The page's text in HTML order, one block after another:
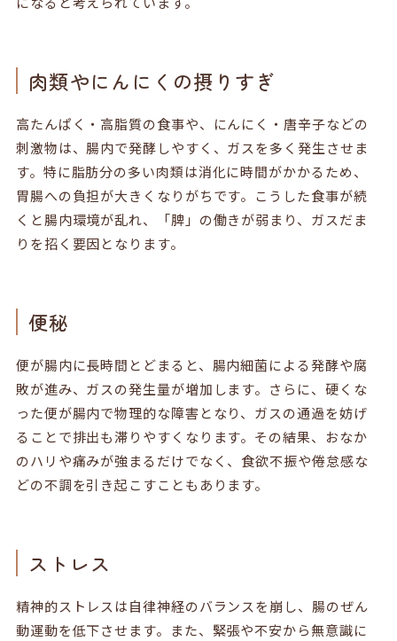
肉類やにんにくの摂りすぎ
高たんぱく・高脂質の食事や、にんにく・唐辛子などの
刺激物は、腸内で発酵しやすく、ガスを多く発生させま
す。特に脂肪分の多い肉類は消化に時間がかかるため、
胃腸への負担が大きくなりがちです。こうした食事が続
くと腸内環境が乱れ、「脾」の働きが弱まり、ガスだま
りを招く要因となります。
便秘
便が腸内に長時間とどまると、腸内細菌による発酵や腐
敗が進み、ガスの発生量が増加します。さらに、硬くな
った便が腸内で物理的な障害となり、ガスの通過を妨げ
ることで排出も滞りやすくなります。その結果、おなか
のハリや痛みが強まるだけでなく、食欲不振や倦怠感な
どの不調を引き起こすこともあります。
ストレス
精神的ストレスは自律神経のバランスを崩し、腸のぜん
動運動を低下させます。また、緊張や不安から無意識に